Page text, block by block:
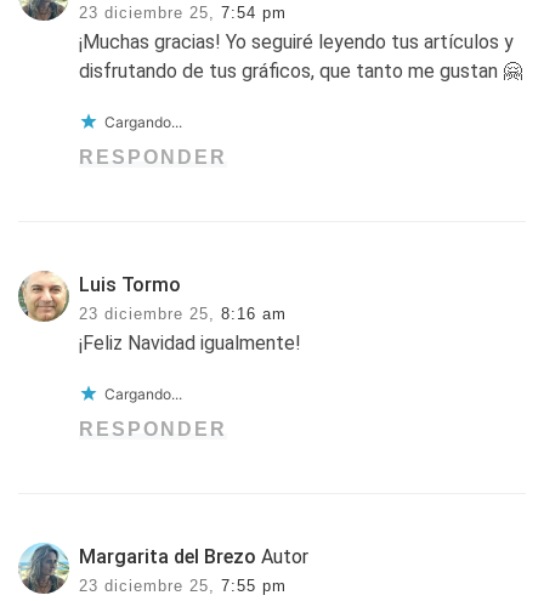
23 diciembre 25, 7:54 pm
¡Muchas gracias! Yo seguiré leyendo tus artículos y
disfrutando de tus gráficos, que tanto me gustan 🤗
Cargando...
RESPONDER
Luis Tormo
23 diciembre 25, 8:16 am
¡Feliz Navidad igualmente!
Cargando...
RESPONDER
Margarita del Brezo Autor
23 diciembre 25, 7:55 pm